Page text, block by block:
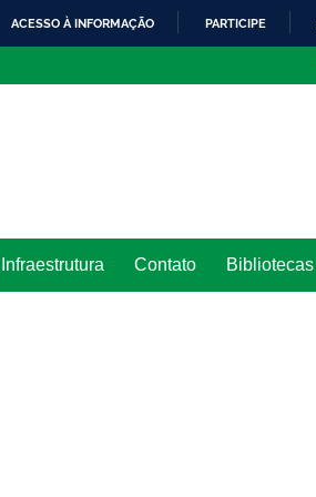
ACESSO À INFORMAÇÃO PARTICIPE
Infraestrutura Contato Bibliotecas